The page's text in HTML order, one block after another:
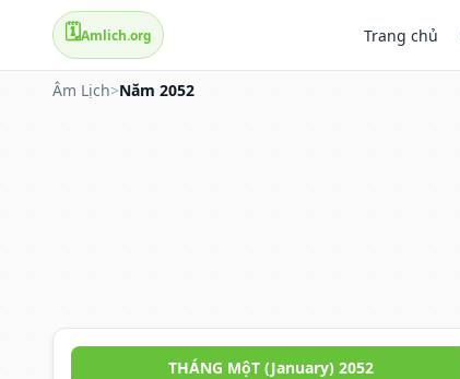
🗓️Amlich.org Trang chủ
Âm Lịch>Năm 2052
THÁNG MộT (January) 2052